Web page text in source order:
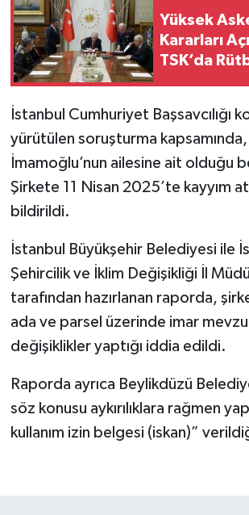
Yüksek
Kararları
TSK’da
İstanbul Cumhuriyet Başsavcılığı
yürütülen soruşturma
İmamoğlu’nun ailesine ait olduğu
Şirkete 11 Nisan 2025’te kayyım
bildirildi.
İstanbul Büyükşehir Belediyesi ile
Şehircilik ve İklim Değişikliği İl
tarafından hazırlanan raporda,
ada ve parsel üzerinde imar
değişiklikler yaptığı iddia edildi.
Raporda ayrıca Beylikdüzü
söz konusu aykırılıklara rağmen
kullanım izin belgesi (iskan)”